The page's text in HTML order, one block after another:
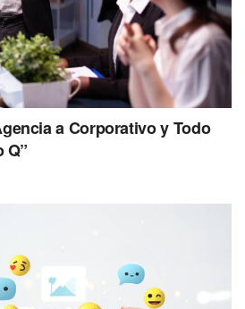
a Corporativo y Todo
Q”